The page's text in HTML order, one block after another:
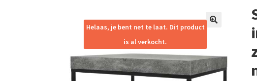
Helaas, je bent net te laat. Dit product
is al verkocht.